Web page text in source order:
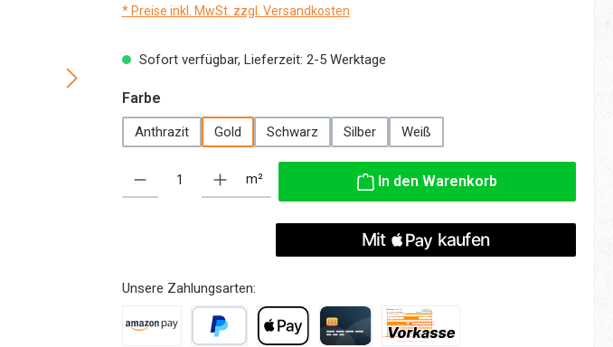
* Preise inkl. MwSt. zzgl. Versandkosten
Sofort verfügbar, Lieferzeit: 2-5 Werktage
Farbeauswählen
Anthrazit Gold Schwarz Silber Weiß
m² In den Warenkorb
Unsere Zahlungsarten: